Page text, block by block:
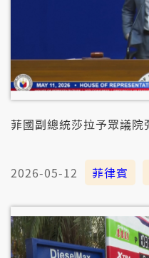
菲國副總統莎拉予眾議
2026-05-12 菲律賓